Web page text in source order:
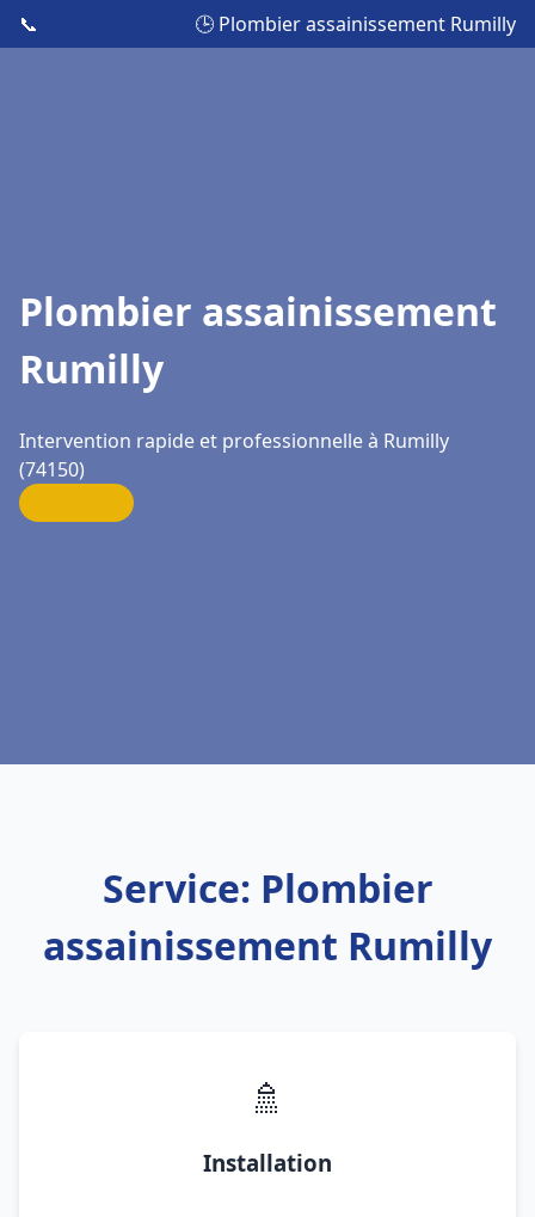
📞 🕒 Plombier assainissement Rumilly
Plombier assainissement
Rumilly
Intervention rapide et professionnelle à Rumilly
(74150)
Service: Plombier
assainissement Rumilly
🚿
Installation